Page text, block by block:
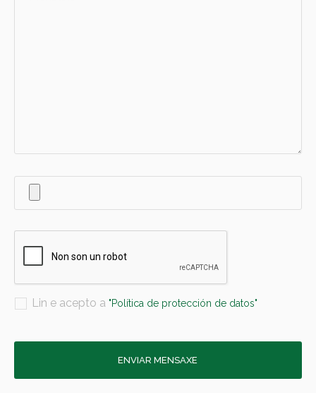
Lin e acepto a "Política de protección de datos"